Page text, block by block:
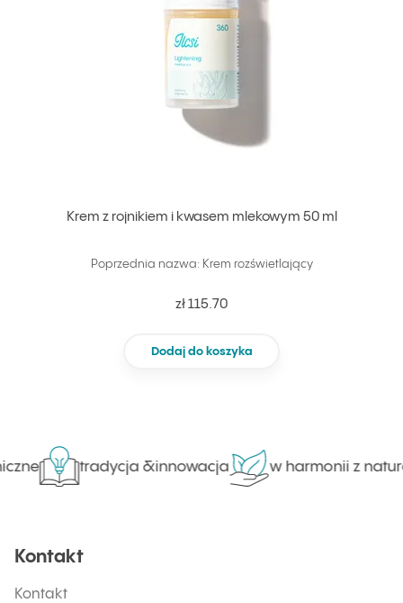
Krem z rojnikiem i kwasem mlekowym 50 ml
Poprzednia nazwa: Krem rozświetlający
zł 115.70
Dodaj do koszyka
tradycja &innowacja w harmonii z
Kontakt
Kontakt